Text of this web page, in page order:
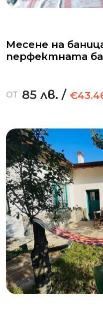
Месене на
перфектната
ОТ 85 лв. /